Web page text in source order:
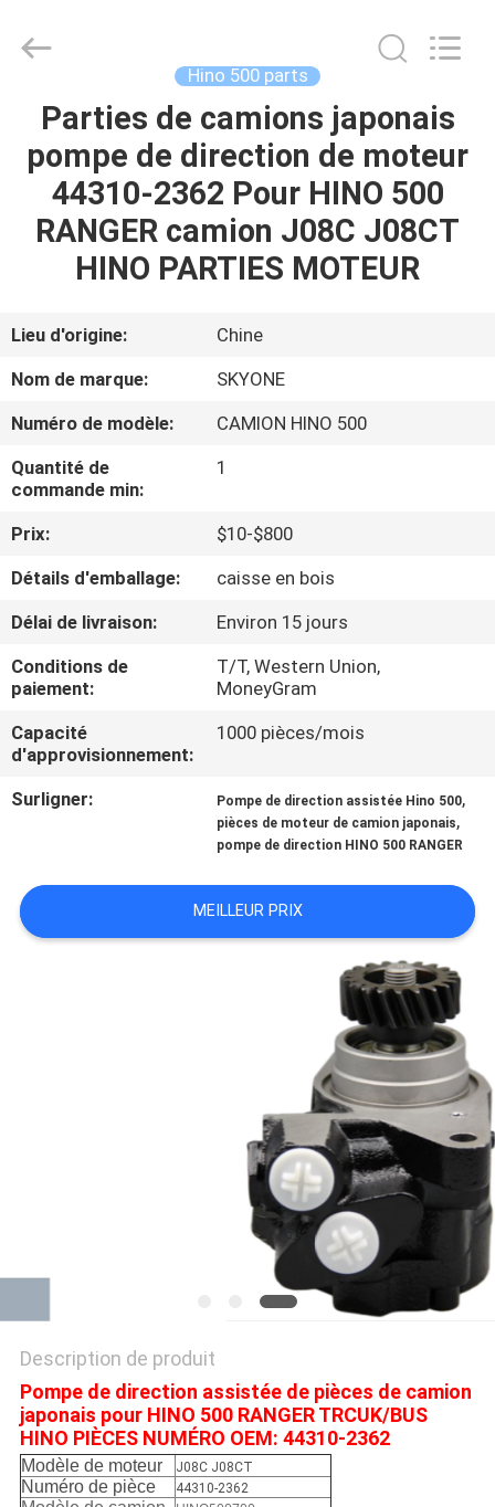
MAISON
PRODUITS
DE
NOUS
VISITE
D'USINE
CONTRÔLE
DE
QUALITÉ
CONTACTEZ-
NOUS
NOUVELLES
CITATION
Technology
Reserved.
Hino 500 parts
Parties de camions japonais
pompe de direction de moteur
44310-2362 Pour HINO 500
RANGER camion J08C J08CT
HINO PARTIES MOTEUR
Lieu d'origine:
Chine
Nom de marque:
SKYONE
Numéro de modèle:
CAMION HINO 500
Quantité de
commande min:
1
Prix:
$10-$800
Détails d'emballage:
caisse en bois
Délai de livraison:
Environ 15 jours
Conditions de
paiement:
T/T, Western Union,
MoneyGram
Capacité
d'approvisionnement:
1000 pièces/mois
Surligner: Pompe de direction assistée Hino 500,
pièces de moteur de camion japonais,
pompe de direction HINO 500 RANGER
MEILLEUR PRIX
Description de produit
Pompe de direction assistée de pièces de camion
japonais pour HINO 500 RANGER TRCUK/BUS
HINO PIÈCES NUMÉRO OEM: 44310-2362
Modèle de moteur J08C J08CT
Numéro de pièce 44310-2362